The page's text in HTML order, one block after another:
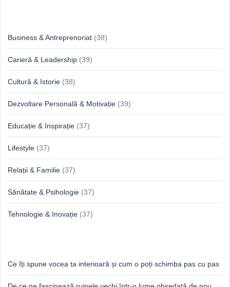
Business & Antreprenoriat (38)
Carieră & Leadership (39)
Cultură & Istorie (38)
Dezvoltare Personală & Motivație (39)
Educație & Inspirație (37)
Lifestyle (37)
Relații & Familie (37)
Sănătate & Psihologie (37)
Tehnologie & Inovație (37)
Ce îți spune vocea ta interioară și cum o poți schimba pas cu pas